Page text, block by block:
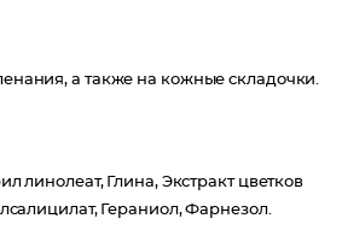
а также на кожные складочки.
линолеат, Глина, Экстракт цветков
Гераниол, Фарнезол.